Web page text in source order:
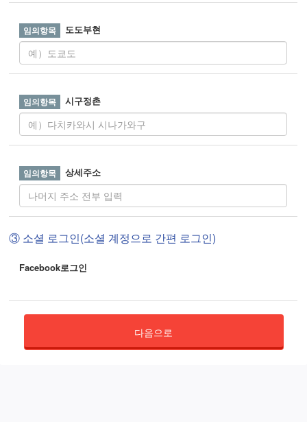
도도부현
시구정촌
상세주소
③ 소셜 로그인(소셜 계정으로 간편 로그인)
Facebook로그인